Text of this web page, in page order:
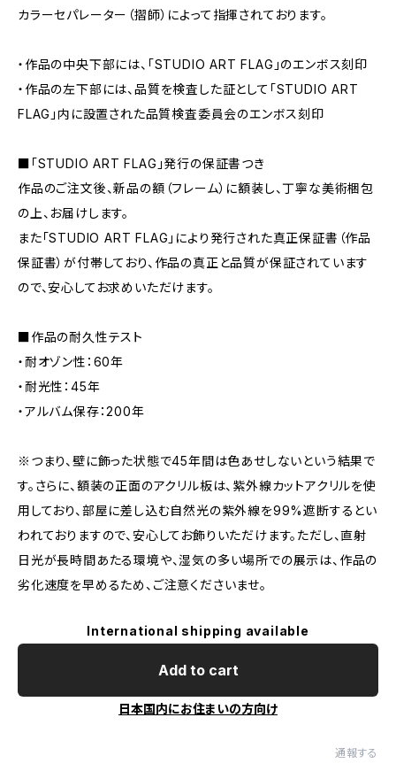
カラーセパレーター（摺師）によって指揮されております。
・作品の中央下部には、「STUDIO ART FLAG」のエンボス刻印
・作品の左下部には、品質を検査した証として「STUDIO ART
FLAG」内に設置された品質検査委員会のエンボス刻印
■「STUDIO ART FLAG」発行の保証書つき
作品のご注文後、新品の額（フレーム）に額装し、丁寧な美術梱包
の上、お届けします。
また「STUDIO ART FLAG」により発行された真正保証書（作品
保証書）が付帯しており、作品の真正と品質が保証されています
ので、安心してお求めいただけます。
■作品の耐久性テスト
・耐オゾン性：60年
・耐光性：45年
・アルバム保存：200年
※つまり、壁に飾った状態で45年間は色あせしないという結果で
す。さらに、額装の正面のアクリル板は、紫外線カットアクリルを使
用しており、部屋に差し込む自然光の紫外線を99%遮断するとい
われておりますので、安心してお飾りいただけます。ただし、直射
日光が長時間あたる環境や、湿気の多い場所での展示は、作品の
劣化速度を早めるため、ご注意くださいませ。
International shipping available
Add to cart
日本国内にお住まいの方向け
通報する